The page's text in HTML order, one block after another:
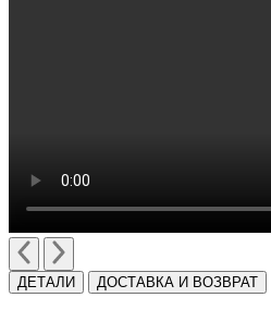
ДЕТАЛИ ДОСТАВКА И ВОЗВРАТ